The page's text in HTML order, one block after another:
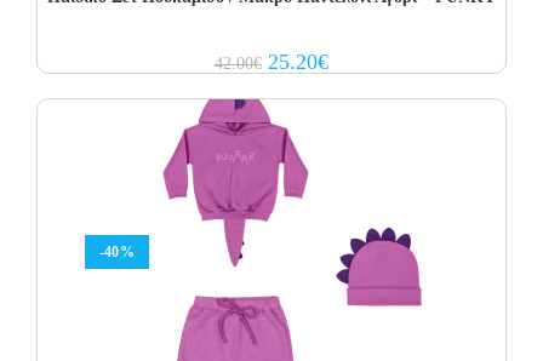
42.00€ Original
price
42.00€.
25.20€Current
price
-40%